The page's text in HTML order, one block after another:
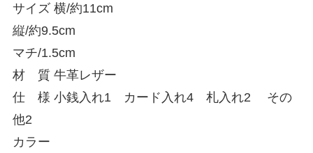
サイズ 横/約11cm
縦/約9.5cm
マチ/1.5cm
材 質 牛革レザー
仕 様 小銭入れ1 カード入れ4 札入れ2 その
他2
カラー